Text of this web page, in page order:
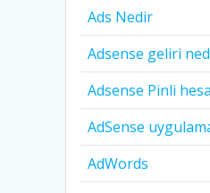
Ads Nedir
Adsense geliri
Adsense Pinli
AdSense
AdWords